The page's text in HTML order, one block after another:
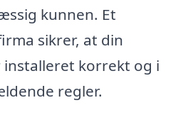
kunnen. Et
sikrer, at din
korrekt og i
regler.